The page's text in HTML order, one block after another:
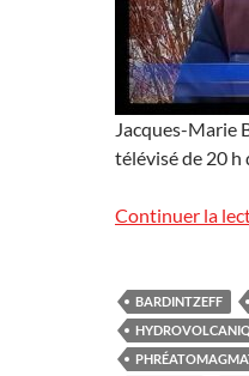
Jacques-Marie
télévisé de 20
Continuer la
BARDINTZEFF